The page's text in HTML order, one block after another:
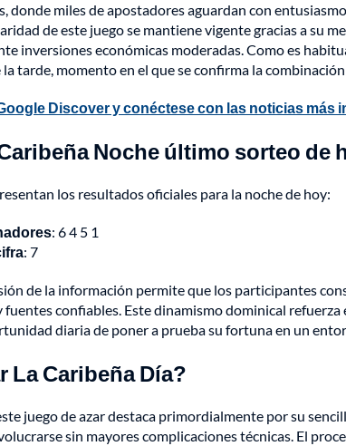
donde miles de apostadores aguardan con
de este juego se mantiene vigente gracias a su
inversiones económicas moderadas. Como es
tarde, momento en el que se confirma la
Discover y conéctese con las noticias más
Noche último sorteo de
los resultados oficiales para la noche de hoy:
: 6 4 5 1
: 7
de la información permite que los participantes
confiables. Este dinamismo dominical
diaria de poner a prueba su fortuna en un
La Caribeña Día?
juego de azar destaca primordialmente por su
sin mayores complicaciones técnicas. El